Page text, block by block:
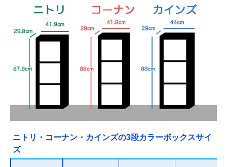
ニトリ・コーナン・カインズの3段カラーボックスサイ
ズ